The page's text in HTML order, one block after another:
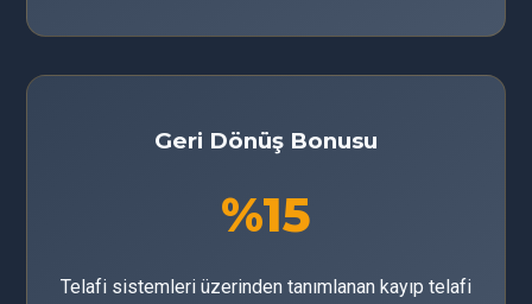
Geri Dönüş Bonusu
%15
Telafi sistemleri üzerinden tanımlanan kayıp telafi